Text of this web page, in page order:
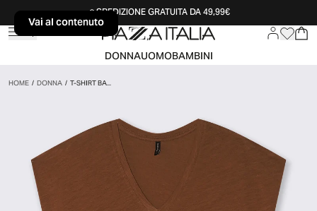
Vai al contenutoSPEDIZIONE GRATUITA DA 49,99€
DONNAUOMOBAMBINI
HOME/DONNA/T-SHIRT BA...
Vai al contenuto